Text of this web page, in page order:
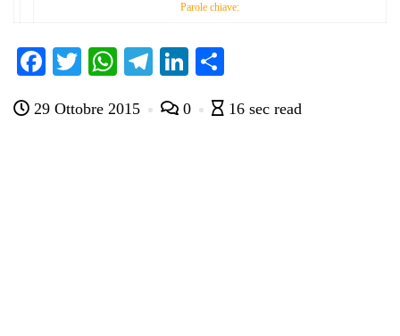
Parole chiave:
Fa
bo
T
tte
W
ts
Te
gr
Li
ed di
29 Ottobre 2015 0 16 sec read